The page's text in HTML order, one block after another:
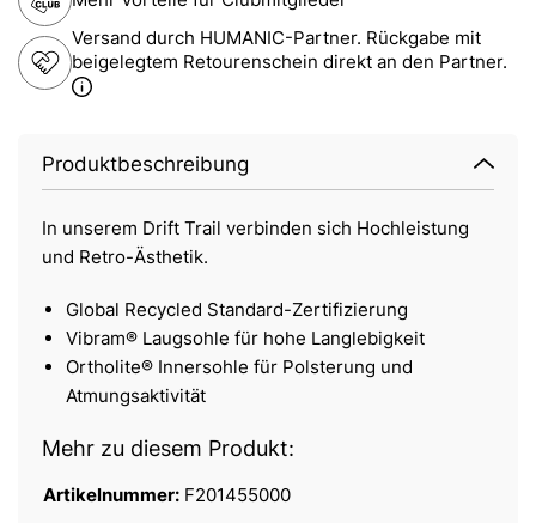
Versand durch HUMANIC-Partner. Rückgabe mit
beigelegtem Retourenschein direkt an den Partner.
Produktbeschreibung
In unserem Drift Trail verbinden sich Hochleistung
und Retro-Ästhetik.
Global Recycled Standard-Zertifizierung
Vibram® Laugsohle für hohe Langlebigkeit
Ortholite® Innersohle für Polsterung und
Atmungsaktivität
Mehr zu diesem Produkt:
Artikelnummer: F201455000